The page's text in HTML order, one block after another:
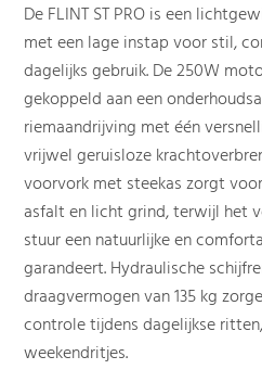
De FLINT ST PRO is een
met een lage instap voor stil,
dagelijks gebruik. De 250W
gekoppeld aan een
riemaandrijving met één
vrijwel geruisloze
voorvork met steekas zorgt
asfalt en licht grind, terwijl het
stuur een natuurlijke en
garandeert. Hydraulische
draagvermogen van 135 kg
controle tijdens dagelijkse
weekendritjes.